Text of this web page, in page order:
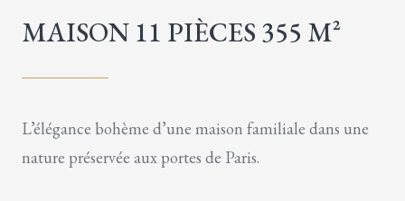
MAISON 11 PIÈCES 355 M²
L’élégance bohème d’une maison familiale dans une
nature préservée aux portes de Paris.